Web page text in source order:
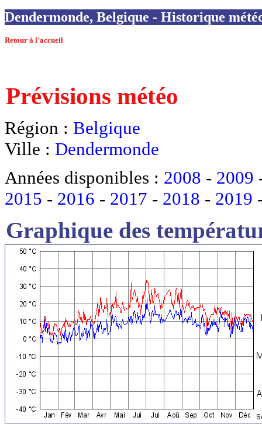
Dendermonde, Belgique - Historique
Retour à l'accueil
Prévisions météo
Région : Belgique
Ville : Dendermonde
Années disponibles : 2008 - 2009
2015 - 2016 - 2017 - 2018 - 2019
Graphique des